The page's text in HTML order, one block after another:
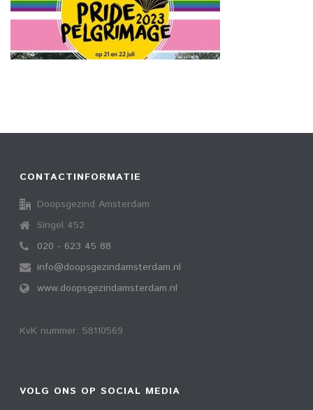
CONTACTINFORMATIE
Doopsgezind Amsterdam
Singel 452
020 - 623 45 88
info@doopsgezindamsterdam.nl
www.doopsgezindamsterdam.nl
KvK nummer: 58110569
VOLG ONS OP SOCIAL MEDIA